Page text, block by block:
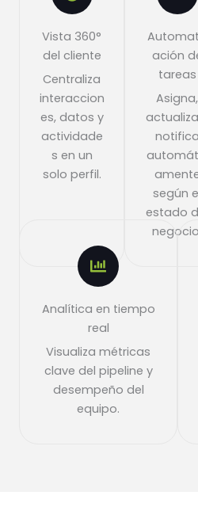
Vista 360°
del cliente
Centraliza
interaccion
es, datos y
actividade
s en un
solo perfil.
ación
tareas
Asigna,
notifica
según
estado
Analítica en tiempo
real
Visualiza métricas
clave del pipeline y
desempeño del
equipo.